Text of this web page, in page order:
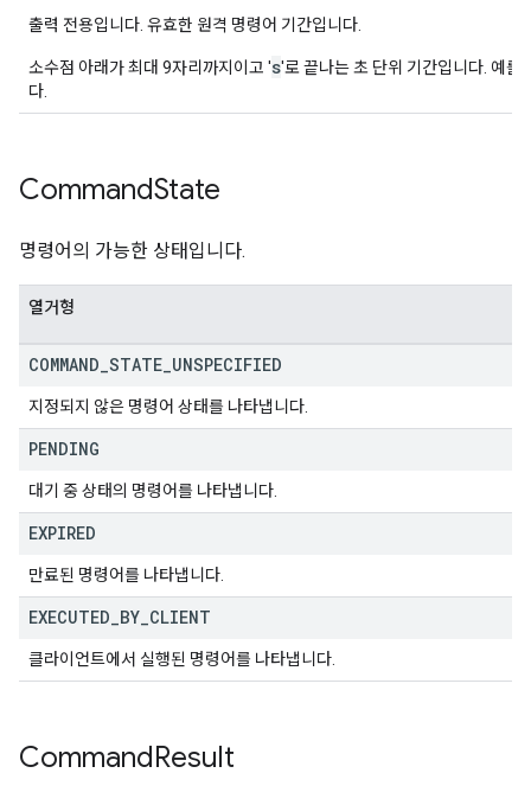
출력 전용입니다. 유효한 원격 명령어 기간입니다.
소수점 아래가 최대 9자리까지이고 's'로 끝나는 초 단위 기간입니다. 예를
다.
CommandState
명령어의 가능한 상태입니다.
열거형
COMMAND STATE UNSPECIFIED
지정되지 않은 명령어 상태를 나타냅니다.
PENDING
대기 중 상태의 명령어를 나타냅니다.
EXPIRED
만료된 명령어를 나타냅니다.
EXECUTED BY CLIENT
클라이언트에서 실행된 명령어를 나타냅니다.
CommandResult